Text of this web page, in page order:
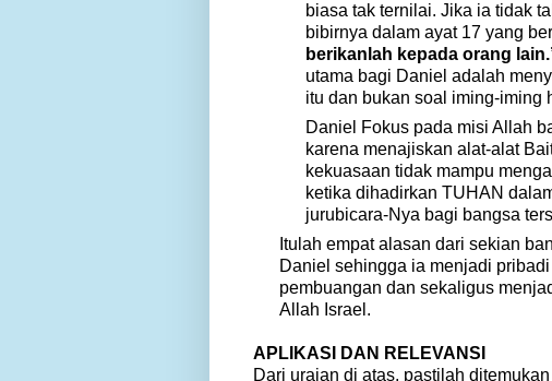
biasa tak ternilai. Jika ia tidak
bibirnya dalam ayat 17 yang
berikanlah kepada orang
utama bagi Daniel adalah
itu dan bukan soal iming-iming
Daniel Fokus pada misi Allah
karena menajiskan alat-alat
kekuasaan tidak mampu
ketika dihadirkan TUHAN
jurubicara-Nya bagi bangsa
Itulah empat alasan dari sekian
Daniel sehingga ia menjadi
pembuangan dan sekaligus
Allah Israel.
APLIKASI DAN RELEVANSI
Dari uraian di atas, pastilah